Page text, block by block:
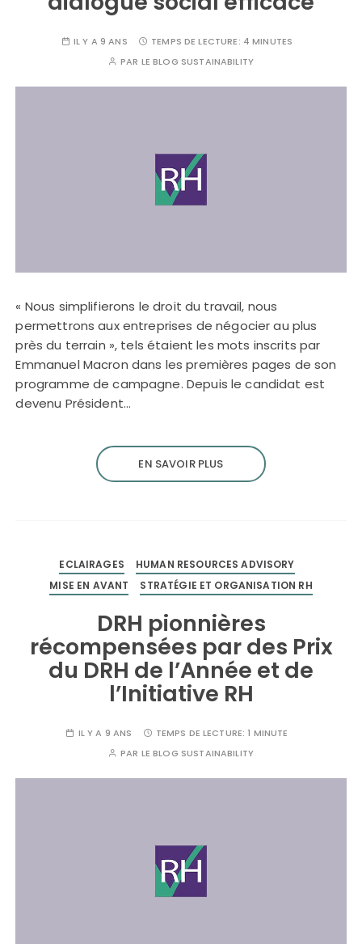
IL Y A 9 ANS TEMPS DE LECTURE: 4 MINUTES
PAR LE BLOG SUSTAINABILITY
« Nous simplifierons le droit du travail, nous
permettrons aux entreprises de négocier au plus
près du terrain », tels étaient les mots inscrits par
Emmanuel Macron dans les premières pages de son
programme de campagne. Depuis le candidat est
devenu Président…
EN SAVOIR PLUS
ECLAIRAGES
HUMAN RESOURCES ADVISORY
MISE EN AVANT
STRATÉGIE ET ORGANISATION RH
DRH pionnières
récompensées par des Prix
du DRH de l’Année et de
l’Initiative RH
IL Y A 9 ANS TEMPS DE LECTURE:1 MINUTE
PAR LE BLOG SUSTAINABILITY